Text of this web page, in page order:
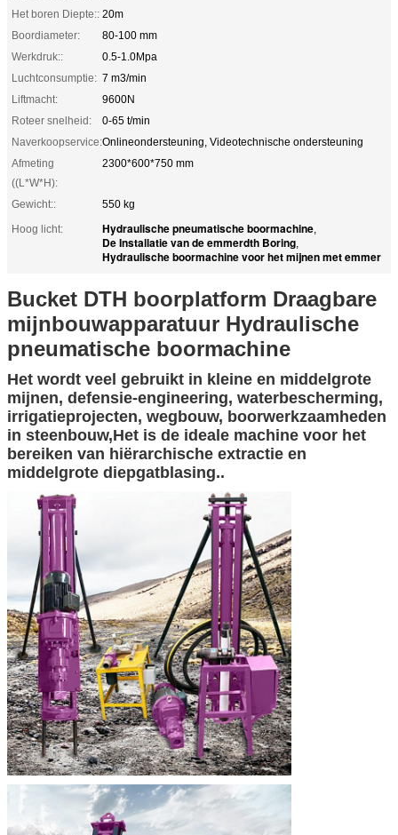
Het boren Diepte:: 20m
Boordiameter:
80-100 mm
Werkdruk::
0.5-1.0Mpa
Luchtconsumptie: 7 m3/min
Liftmacht:
9600N
Roteer snelheid:
0-65 t/min
Naverkoopservice:Onlineondersteuning, Videotechnische ondersteuning
Afmeting
((L*W*H):
2300*600*750 mm
Gewicht::
550 kg
Hoog licht:
Hydraulische pneumatische boormachine,
De Installatie van de emmerdth Boring,
Hydraulische boormachine voor het mijnen met emmer
Bucket DTH boorplatform Draagbare
mijnbouwapparatuur Hydraulische
pneumatische boormachine
Het wordt veel gebruikt in kleine en middelgrote
mijnen, defensie-engineering, waterbescherming,
irrigatieprojecten, wegbouw, boorwerkzaamheden
in steenbouw,Het is de ideale machine voor het
bereiken van hiërarchische extractie en
middelgrote diepgatblasing..